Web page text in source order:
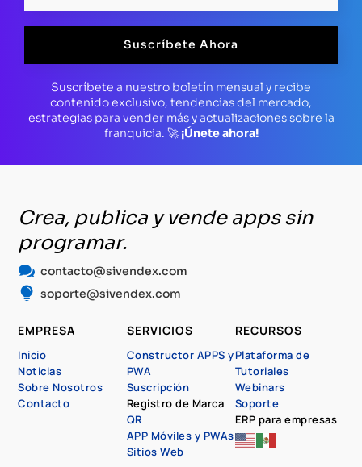
Suscríbete Ahora
Suscríbete a nuestro boletín mensual y recibe
contenido exclusivo, tendencias del mercado,
estrategias para vender más y actualizaciones sobre la
franquicia. 🚀 ¡Únete ahora!
Crea, publica y vende apps sin
programar.
 contacto@sivendex.com
 soporte@sivendex.com
EMPRESA
Inicio
Noticias
Sobre Nosotros
Contacto
SERVICIOS
Constructor APPS y
PWA
Suscripción
Registro de Marca
QR
APP Móviles y PWAs
Sitios Web
RECURSOS
Plataforma de
Tutoriales
Webinars
Soporte
ERP para empresas